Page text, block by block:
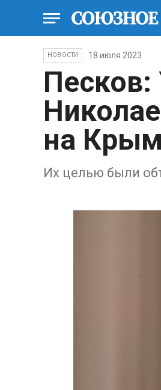
НОВОСТИ 18 июля 2023
на
Их целью были